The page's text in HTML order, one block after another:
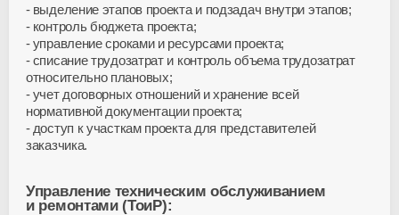
выделение этапов проекта и подзадач внутри этапов;
контроль бюджета проекта;
управление сроками и ресурсами проекта;
списание трудозатрат и контроль объема трудозатрат
относительно плановых;
учет договорных отношений и хранение всей
нормативной документации проекта;
доступ к участкам проекта для представителей
заказчика.
Управление техническим обслуживанием
и ремонтами (ТоиР):